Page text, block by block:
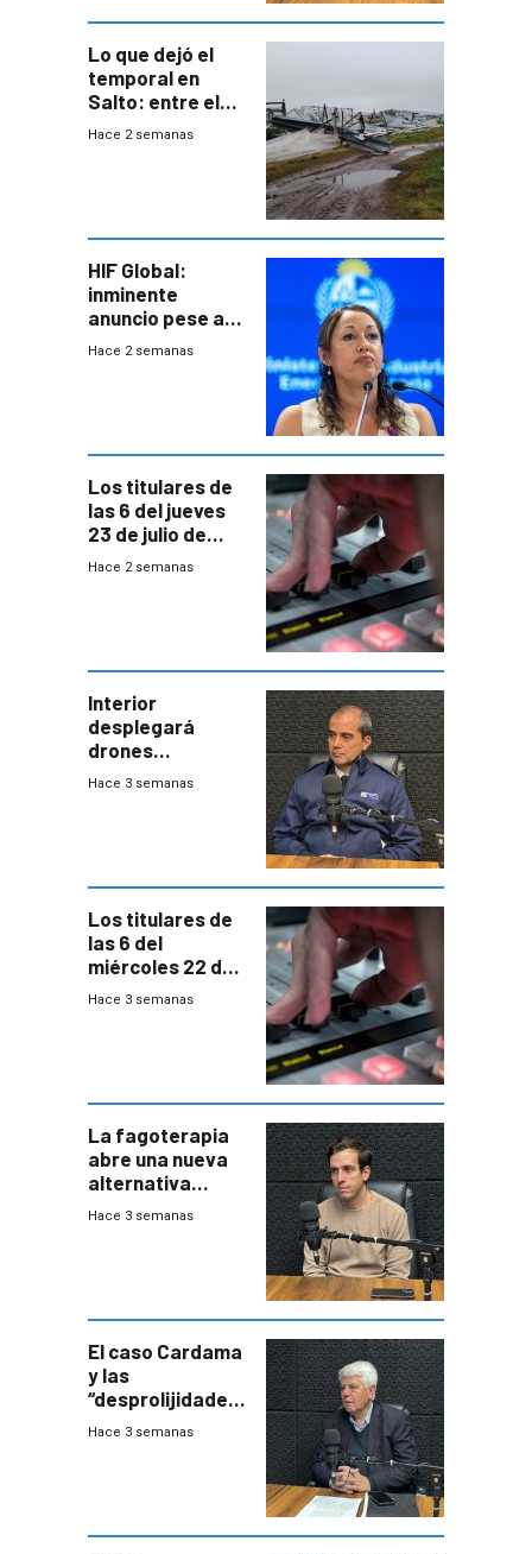
Lo que dejó el
temporal en
Salto: entre el
impacto
Hace 2 semanas
HIF Global:
inminente
anuncio pese a
declaración de
gobierno
Hace 2 semanas
Los titulares de
las 6 del jueves
23 de julio de
2026
Hace 2 semanas
Interior
desplegará
drones
autónomos para
Hace 3 semanas
Los titulares de
las 6 del
miércoles 22 de
julio de 2026
Hace 3 semanas
La fagoterapia
abre una nueva
alternativa
contra bacterias
innovadora
Hace 3 semanas
El caso Cardama
y las
“desprolijidades”
que la
Hace 3 semanas